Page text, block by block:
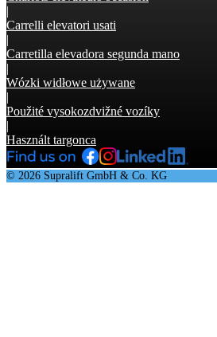
|
Carrelli elevatori usati
|
Carretilla elevadora segunda mano
|
Wózki widłowe używane
|
Použité vysokozdvižné vozíky
|
Használt targonca
© 2026 Supralift GmbH & Co. KG